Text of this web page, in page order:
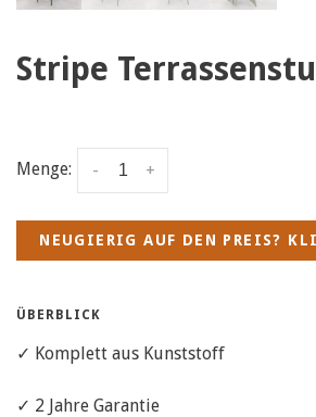
Stripe
Menge: +
-
NEUGIERIG AUF DEN PREIS?
ÜBERBLICK
✓ Komplett aus Kunststoff
✓ 2 Jahre Garantie